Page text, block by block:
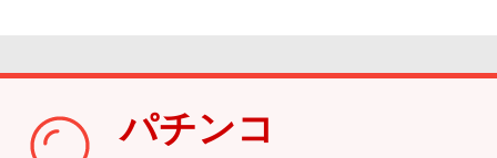
パチンコ